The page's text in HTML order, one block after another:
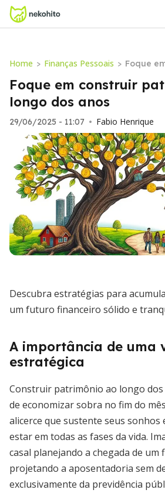
Home > Finanças Pessoais > Foque
o ao
Foque em construir
longo dos anos
29/06/2025 - 11:07 • Fabio Henrique
Descubra estratégias para
um futuro financeiro sólido e
A importância de uma
estratégica
Construir patrimônio ao longo dos
de economizar sobra no fim do
alicerce que sustente seus sonhos
estar em todas as fases da vida.
casal planejando a chegada de um
projetando a aposentadoria sem
exclusivamente da previdência